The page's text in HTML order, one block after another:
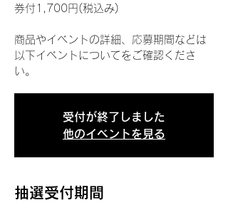
券付1,700円(税込み)
商品やイベントの詳細、応募期間などは
以下イベントについてをご確認くださ
い。
受付が終了しました
他のイベントを見る
抽選受付期間